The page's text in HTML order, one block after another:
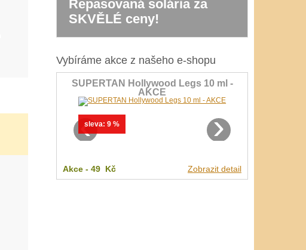
Repasovaná solária za
SKVĚLÉ ceny!
Vybíráme akce z našeho e-shopu
SUPERTAN Hollywood Legs 10 ml -
AKCE
sleva: 9 %
‹ ›
Akce -49 Kč Zobrazit detail